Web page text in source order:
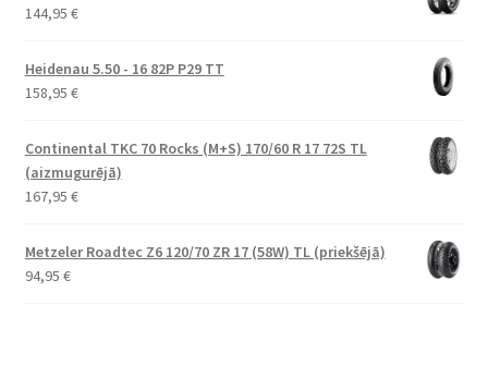
144,95 €
Heidenau 5.50 - 16 82P P29 TT
158,95 €
Continental TKC 70 Rocks (M+S) 170/60 R 17 72S TL
(aizmugurējā)
167,95 €
Metzeler Roadtec Z6 120/70 ZR 17 (58W) TL (priekšējā)
94,95 €